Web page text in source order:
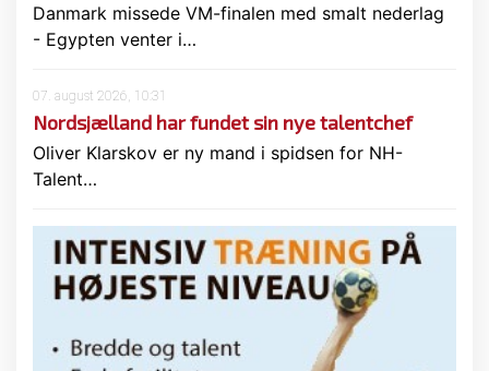
Danmark missede VM-finalen med smalt nederlag
- Egypten venter i…
07. august 2026, 10:31
Nordsjælland har fundet sin nye talentchef
Oliver Klarskov er ny mand i spidsen for NH-
Talent…